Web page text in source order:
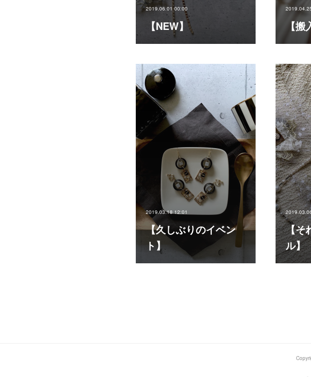
2019.06.01 00:00
【NEW】 【搬
2019.03.18 12:01
【久しぶりのイベン
ト】
【そ
ル】